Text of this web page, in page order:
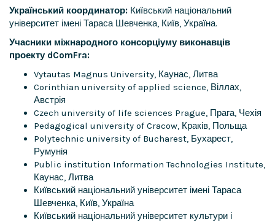
Український координатор: Київський національний
університет імені Тараса Шевченка, Київ, Україна.
Учасники міжнародного консорціуму виконавців
проекту dComFra:
Vytautas Magnus University, Каунас, Литва
Corinthian university of applied science, Віллах,
Австрія
Czech university of life sciences Prague, Прага, Чехія
Pedagogical university of Cracow, Краків, Польща
Polytechnic university of Bucharest, Бухарест,
Румунія
Public institution Information Technologies Institute,
Каунас, Литва
Київський національний університет імені Тараса
Шевченка, Київ, Україна
Київський національний університет культури і